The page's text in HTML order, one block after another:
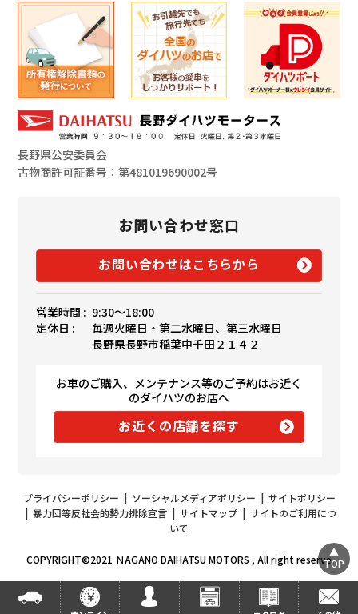
長野県公安委員会
古物商許可証番号：第481019690002号
お問い合わせ窓口
お問い合わせはこちらから
営業時間 : 9:30〜18:00
定休日 :
毎週火曜日・第二水曜日、第三水曜日
長野県長野市稲葉中千田２１４２
お車のご購入、メンテナンス等のご予約はお近く
のダイハツのお店へ
お近くの店舗を探す
プライバシーポリシー | ソーシャルメディアポリシー | サイトポリシー
| 暴力団等反社会的勢力排除宣言| サイトマップ| サイトのご利用につ
いて
COPYRIGHT©2021 ＮAGANO DAIHATSU MOTORS , All right reserveTOP